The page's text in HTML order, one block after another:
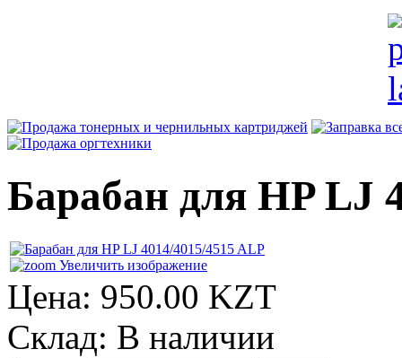
Барабан для HP LJ
Увеличить изображение
Цена: 950.00 KZT
Склад: В наличии